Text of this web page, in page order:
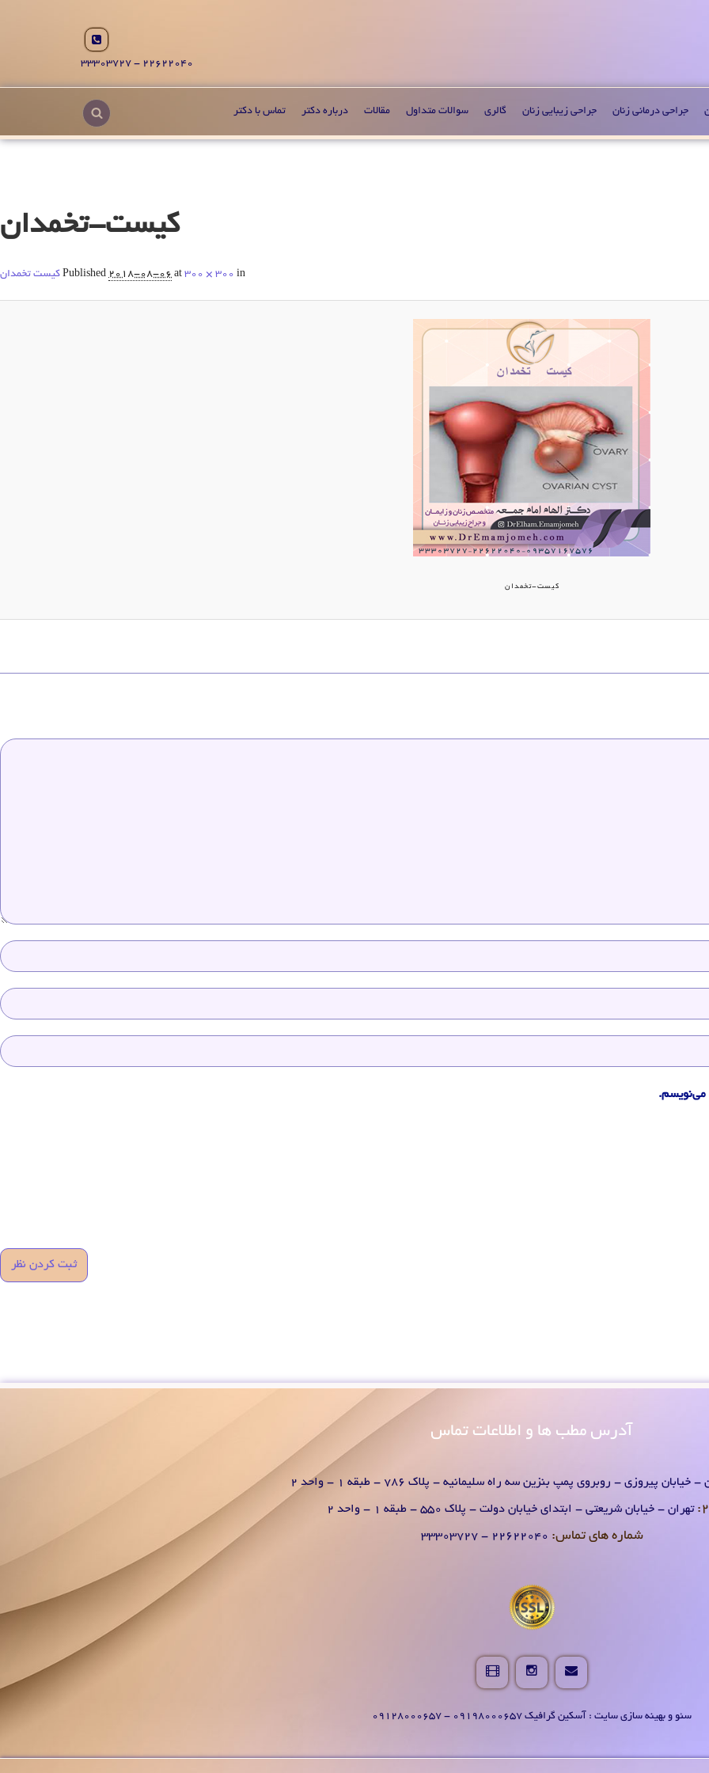
22622040 - 33303727
جراحی درمانی زنان جراحی زیبایی زنان گالری سوالات متداول مقالات درباره دکتر تماس با دکتر
کیست-تخمدان
Published 2018-08-06 at 300 × 300 in کیست تخمدان
کیست-تخمدان
می‌نویسم.
آدرس مطب ها و اطلاعات تماس
- خیابان پیروزی - روبروی پمپ بنزین سه راه سلیمانیه - پلاک 786 - طبقه 1 - واحد 2
تهران - خیابان شریعتی - ابتدای خیابان دولت - پلاک 550 - طبقه 1 - واحد 2
شماره های تماس:
سئو و بهینه سازی سایت : آسکین گرافیک 09198000657 - 09128000657